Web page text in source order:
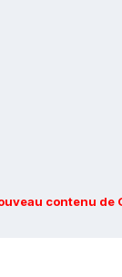
contenu de